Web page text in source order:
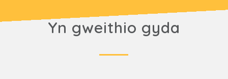
Yn gweithio gyda